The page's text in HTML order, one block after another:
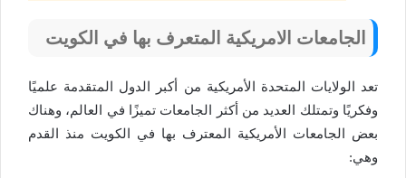
الجامعات الامريكية المتعرف بها في الكويت
تعد الولايات المتحدة الأمريكية من أكبر الدول المتقدمة علميًا
وفكريًا وتمتلك العديد من أكثر الجامعات تميزًا في العالم، وهناك
بعض الجامعات الأمريكية المعترف بها في الكويت منذ القدم
وهي: